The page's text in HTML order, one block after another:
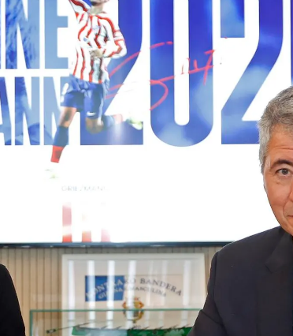
final hasta el año 2026 al
que le "daba igual el esfuerzo" que
que regresó la temporada pasada.